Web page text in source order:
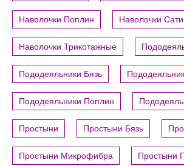
Наволочки Поплин Наволочки
Наволочки Трикотажные
Пододеяльники Бязь
Пододеяльники Поплин
Простыни Простыни Бязь
Простыни Микрофибра Простыни